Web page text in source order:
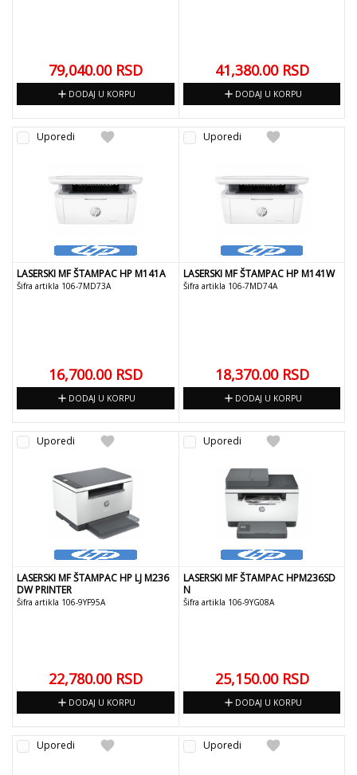
79,040.00 RSD
add DODAJ U KORPU
41,380.00 RSD
add DODAJ U KORPU
favorite
Uporedi
LASERSKI MF ŠTAMPAC HP M141A
Šifra artikla 106-7MD73A
16,700.00 RSD
add DODAJ U KORPU
favorite
Uporedi
LASERSKI MF ŠTAMPAC HP M141W
Šifra artikla 106-7MD74A
18,370.00 RSD
add DODAJ U KORPU
favorite
Uporedi
LASERSKI MF ŠTAMPAC HP LJ M236
DW PRINTER
Šifra artikla 106-9YF95A
22,780.00 RSD
add DODAJ U KORPU
favorite
Uporedi
LASERSKI MF ŠTAMPAC HPM236SD
N
Šifra artikla 106-9YG08A
25,150.00 RSD
add DODAJ U KORPU
favorite
Uporedi favorite
Uporedi